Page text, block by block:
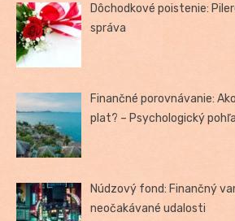
Dôchodkové poistenie:
správa
Finančné porovnávanie:
plat? – Psychologický
Núdzový fond: Finančný
neočakávané udalosti